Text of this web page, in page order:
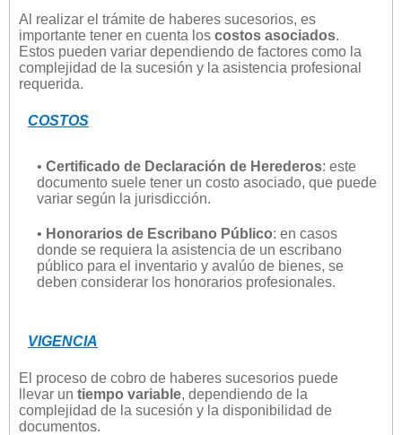
Al realizar el trámite de haberes sucesorios, es
importante tener en cuenta los costos asociados.
Estos pueden variar dependiendo de factores como la
complejidad de la sucesión y la asistencia profesional
requerida.
COSTOS
• Certificado de Declaración de Herederos: este
documento suele tener un costo asociado, que puede
variar según la jurisdicción.
• Honorarios de Escribano Público: en casos
donde se requiera la asistencia de un escribano
público para el inventario y avalúo de bienes, se
deben considerar los honorarios profesionales.
VIGENCIA
El proceso de cobro de haberes sucesorios puede
llevar un tiempo variable, dependiendo de la
complejidad de la sucesión y la disponibilidad de
documentos.